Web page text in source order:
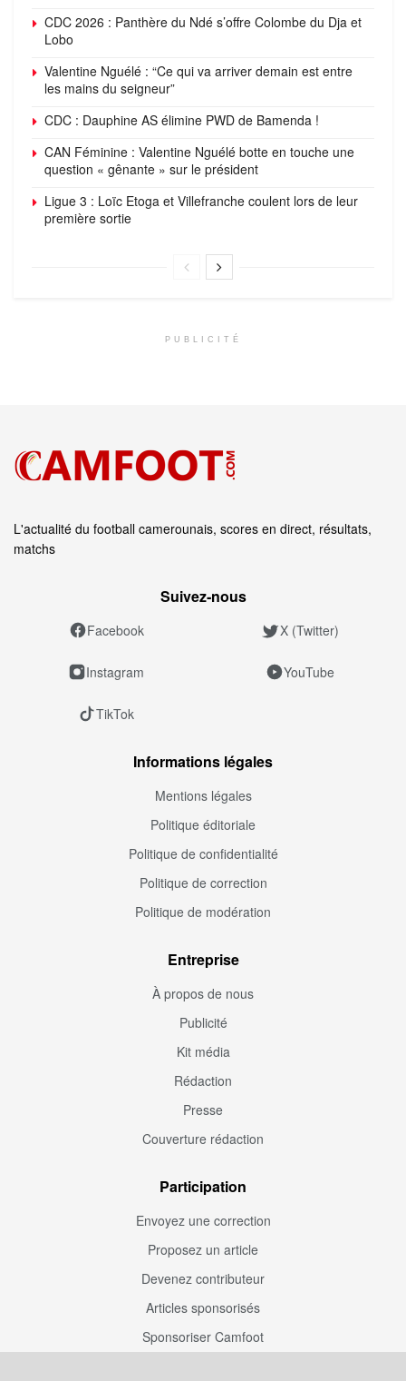
CDC 2026 : Panthère du Ndé s’offre Colombe du Dja et
Lobo
Valentine Nguélé : “Ce qui va arriver demain est entre
les mains du seigneur”
CDC : Dauphine AS élimine PWD de Bamenda !
CAN Féminine : Valentine Nguélé botte en touche une
question « gênante » sur le président
Ligue 3 : Loïc Etoga et Villefranche coulent lors de leur
première sortie
PUBLICITÉ
L'actualité du football camerounais, scores en direct, résultats,
matchs
Suivez‑nous
Facebook X (Twitter)
Instagram YouTube
TikTok
Informations légales
Mentions légales
Politique éditoriale
Politique de confidentialité
Politique de correction
Politique de modération
Entreprise
À propos de nous
Publicité
Kit média
Rédaction
Presse
Couverture rédaction
Participation
Envoyez une correction
Proposez un article
Devenez contributeur
Articles sponsorisés
Sponsoriser Camfoot